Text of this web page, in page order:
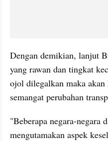
Dengan demikian, lanjut
yang rawan dan tingkat
ojol dilegalkan maka
semangat perubahan
"Beberapa negara-negara
mengutamakan aspek